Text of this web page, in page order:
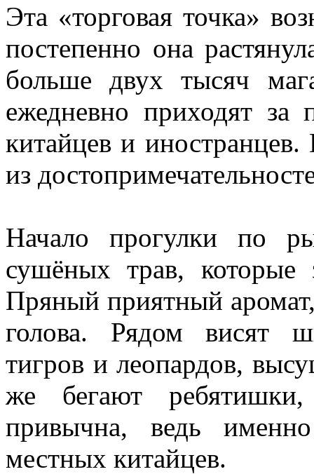
Эта «торговая точка»
постепенно она
больше двух тысяч
ежедневно приходят
китайцев и
из
Начало прогулки по
сушёных трав,
Пряный приятный
голова. Рядом висят
тигров и леопардов,
же бегают
привычна, ведь
местных китайцев.